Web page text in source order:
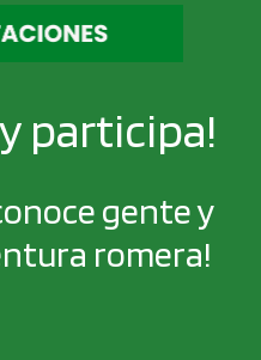
participa!
gente y
romera!